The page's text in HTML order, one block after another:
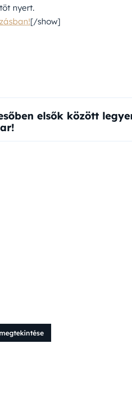
nyert.
[/show]
elsők között